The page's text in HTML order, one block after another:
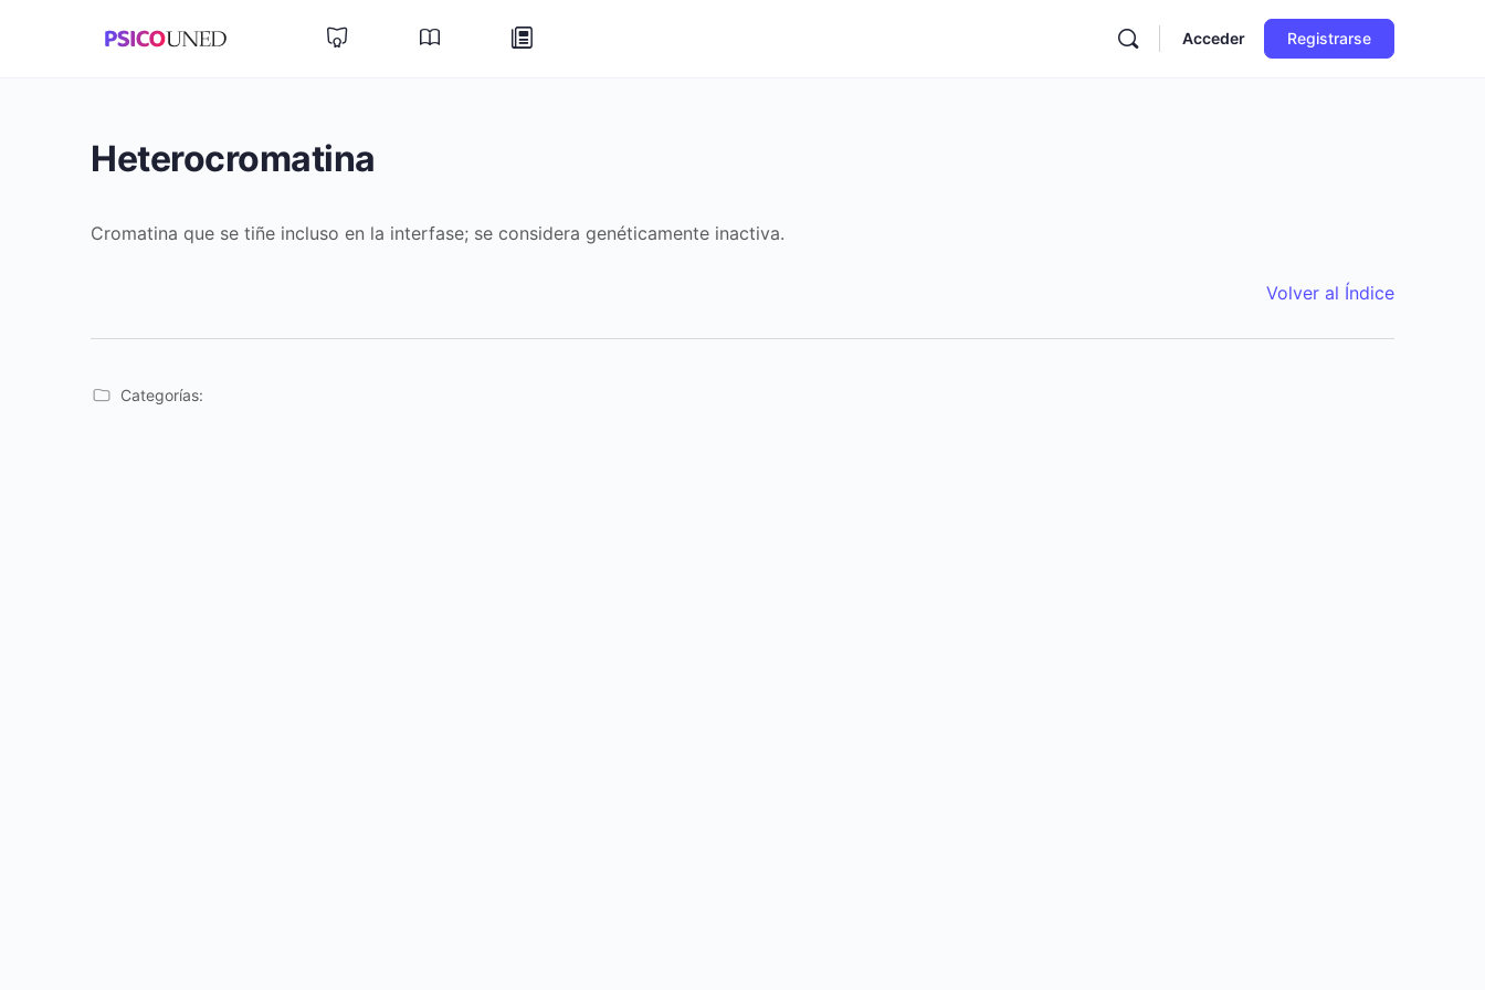
Acceder Registrarse
Heterocromatina
Cromatina que se tiñe incluso en la interfase; se considera genéticamente inactiva.
Volver al Índice
Categorías: